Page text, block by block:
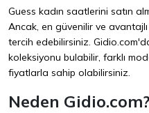
Guess kadın saatlerini satın
Ancak, en güvenilir ve
tercih edebilirsiniz.
koleksiyonu bulabilir, farklı
fiyatlarla sahip olabilirsiniz.
Neden Gidio.com?